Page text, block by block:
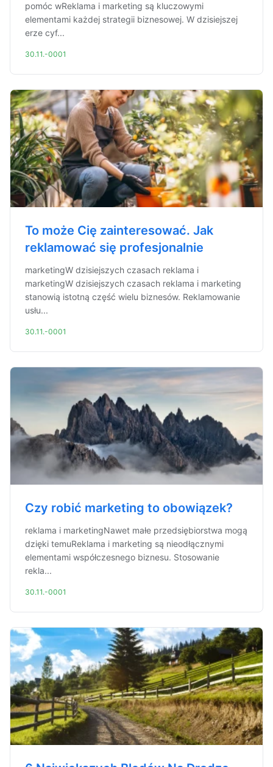
pomóc wReklama i marketing są kluczowymi
elementami każdej strategii biznesowej. W dzisiejszej
erze cyf...
30.11.-0001
To może Cię zainteresować. Jak
reklamować się profesjonalnie
marketingW dzisiejszych czasach reklama i
marketingW dzisiejszych czasach reklama i marketing
stanowią istotną część wielu biznesów. Reklamowanie
usłu...
30.11.-0001
Czy robić marketing to obowiązek?
reklama i marketingNawet małe przedsiębiorstwa mogą
dzięki temuReklama i marketing są nieodłącznymi
elementami współczesnego biznesu. Stosowanie
rekla...
30.11.-0001